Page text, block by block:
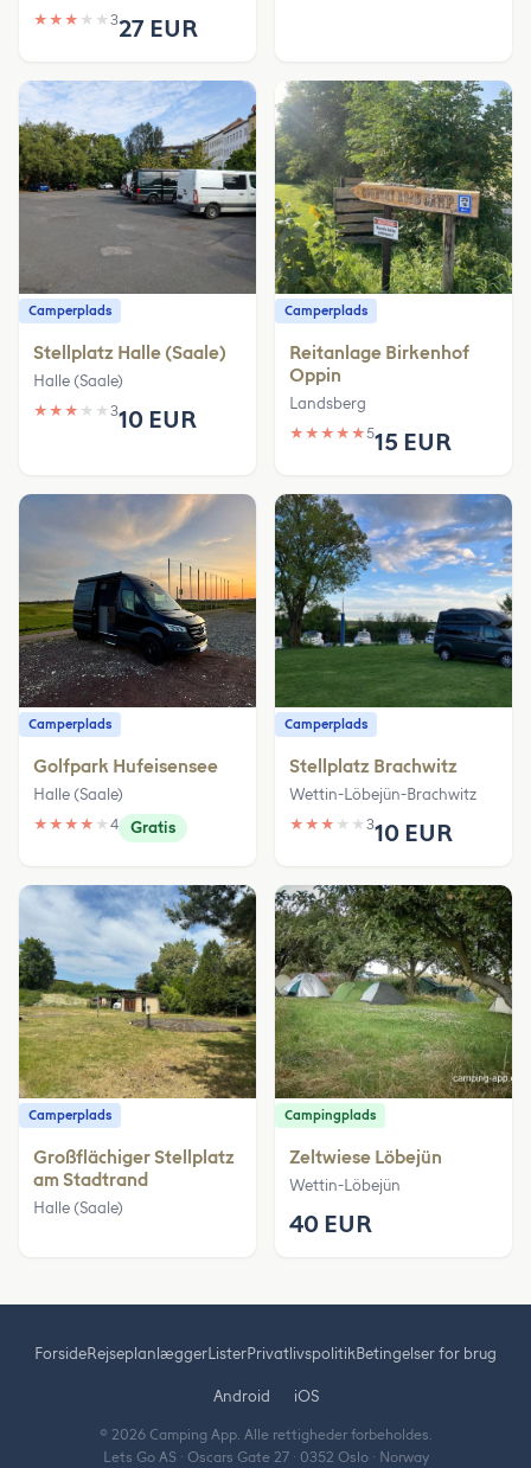
★ ★ ★ ★ ★ 327 EUR
Camperplads
Stellplatz Halle (Saale)
Halle (Saale)
★ ★ ★ ★ ★ 310 EUR
Camperplads
Reitanlage Birkenhof
Oppin
Landsberg
★ ★ ★ ★ ★515 EUR
Camperplads
Golfpark Hufeisensee
Halle (Saale)
★ ★ ★ ★ ★ 4 Gratis
Camperplads
Stellplatz Brachwitz
Wettin-Löbejün-Brachwitz
★ ★ ★ ★ ★ 310 EUR
Camperplads
Großflächiger Stellplatz
am Stadtrand
Halle (Saale)
Campingplads
Zeltwiese Löbejün
Wettin-Löbejün
40 EUR
ForsideRejseplanlæggerListerPrivatlivspolitikBetingelser for brug
Android iOS
© 2026 Camping App. Alle rettigheder forbeholdes.
Lets Go AS · Oscars Gate 27 · 0352 Oslo · Norway